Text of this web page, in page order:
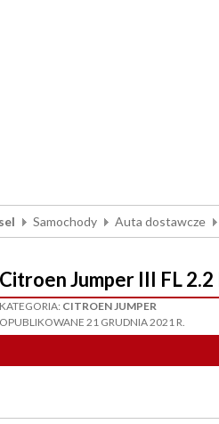
Samochody Auta dostawcze
Citroen Jumper III FL
KATEGORIA: CITROEN JUMPER
OPUBLIKOWANE 21 GRUDNIA 2021 R.